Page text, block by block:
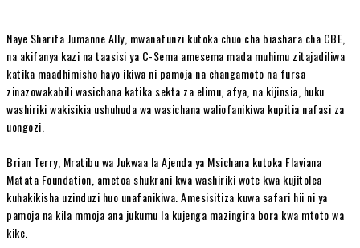
Naye Sharifa Jumanne Ally, mwanafunzi kutoka chuo cha biashara cha CBE,
na akifanya kazi na taasisi ya C-Sema amesema mada muhimu zitajadiliwa
katika maadhimisho hayo ikiwa ni pamoja na changamoto na fursa
zinazowakabili wasichana katika sekta za elimu, afya, na kijinsia, huku
washiriki wakisikia ushuhuda wa wasichana waliofanikiwa kupitia nafasi za
uongozi.
Brian Terry, Mratibu wa Jukwaa la Ajenda ya Msichana kutoka Flaviana
Matata Foundation, ametoa shukrani kwa washiriki wote kwa kujitolea
kuhakikisha uzinduzi huo unafanikiwa. Amesisitiza kuwa safari hii ni ya
pamoja na kila mmoja ana jukumu la kujenga mazingira bora kwa mtoto wa
kike.